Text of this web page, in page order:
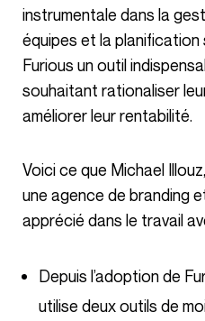
instrumentale dans la
équipes et la
Furious un outil
souhaitant rationaliser
améliorer leur rentabilité.
Voici ce que Michael Illouz, PDG de Conceptory,
une agence de branding
apprécié dans le travail
Depuis l’adoption de
utilise deux outils de